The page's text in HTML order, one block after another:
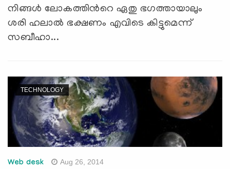
നിങ്ങള്‍ ലോകത്തിന്‍റെ ഏതു ഭഗത്തായാലും
ശരി ഹലാല്‍ ഭക്ഷണം എവിടെ കിട്ടുമെന്ന്
സബീഹാ...
TECHNOLOGY
Web desk Aug 26, 2014